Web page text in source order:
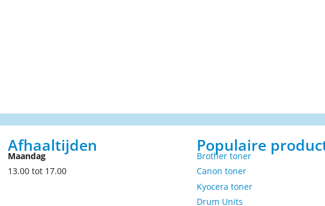
Afhaaltijden
Maandag
13.00 tot 17.00
Populaire
Brother toner
Canon toner
Kyocera toner
Drum Units